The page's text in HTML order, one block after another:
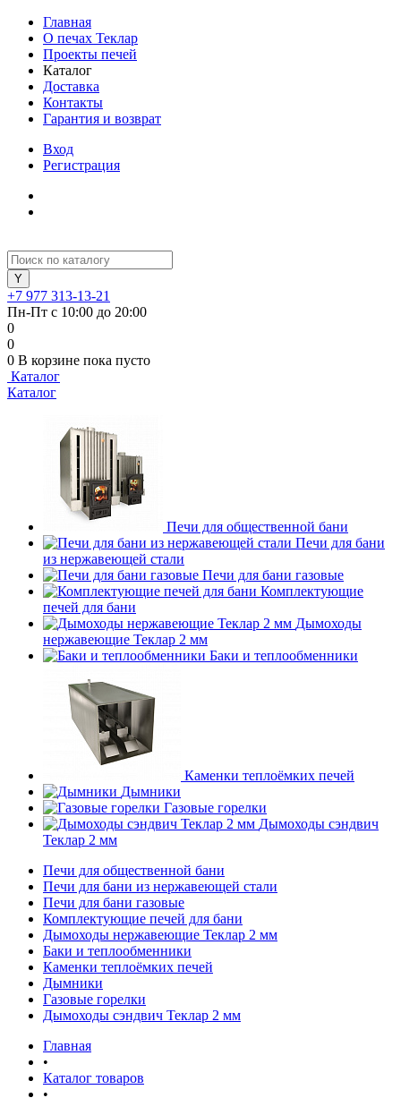
Главная
О печах Теклар
Проекты печей
Каталог
Доставка
Контакты
Гарантия и возврат
Вход
Регистрация
+7 977 313-13-21
Пн-Пт с 10:00 до 20:00
0
0
0 В корзине пока пусто
Каталог
Каталог
Печи для общественной бани
Печи для бани
из нержавеющей стали
Печи для бани газовые
Комплектующие
печей для бани
Дымоходы
нержавеющие Теклар 2 мм
Баки и теплообменники
Каменки теплоёмких печей
Дымники
Газовые горелки
Дымоходы сэндвич
Теклар 2 мм
Печи для общественной бани
Печи для бани из нержавеющей стали
Печи для бани газовые
Комплектующие печей для бани
Дымоходы нержавеющие Теклар 2 мм
Баки и теплообменники
Каменки теплоёмких печей
Дымники
Газовые горелки
Дымоходы сэндвич Теклар 2 мм
Главная
•
Каталог товаров
•